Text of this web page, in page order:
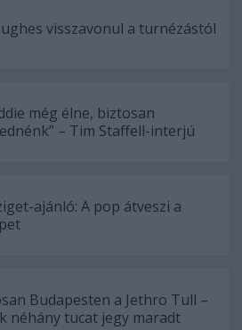
visszavonul a turnézástól
még élne, biztosan
– Tim Staffell-interjú
ajánló: A pop átveszi a
Budapesten a Jethro Tull –
néhány tucat jegy maradt